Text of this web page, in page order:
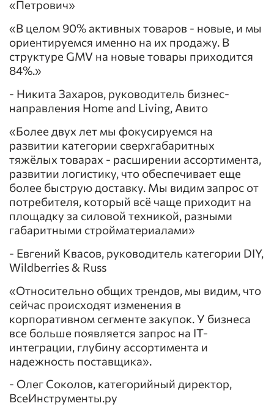
«Петрович»
«В целом 90% активных товаров - новые, и мы
ориентируемся именно на их продажу. В
структуре GMV на новые товары приходится
84%.»
- Никита Захаров, руководитель бизнес-
направления Home and Living, Авито
«Более двух лет мы фокусируемся на
развитии категории сверхгабаритных
тяжёлых товарах - расширении ассортимента,
развитии логистику, что обеспечивает еще
более быструю доставку. Мы видим запрос от
потребителя, который всё чаще приходит на
площадку за силовой техникой, разными
габаритными стройматериалами»
- Евгений Квасов, руководитель категории DIY,
Wildberries & Russ
«Относительно общих трендов, мы видим, что
сейчас происходят изменения в
корпоративном сегменте закупок. У бизнеса
все больше появляется запрос на IT-
интеграции, глубину ассортимента и
надежность поставщика».
- Олег Соколов, категорийный директор,
ВсеИнструменты.ру